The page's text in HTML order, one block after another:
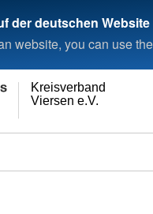
der deutschen Website
website, you can use
Viersen e.V.
Kreisverband